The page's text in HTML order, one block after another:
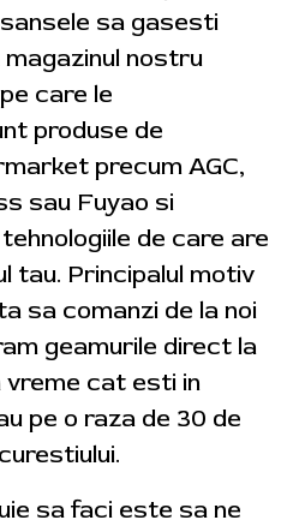
sa gasesti
nostru
care le
produse de
precum AGC,
sau Fuyao si
de care are
tau. Principalul motiv
sa comanzi de la noi
geamurile direct la
cat esti in
pe o raza de 30 de
sa faci este sa ne